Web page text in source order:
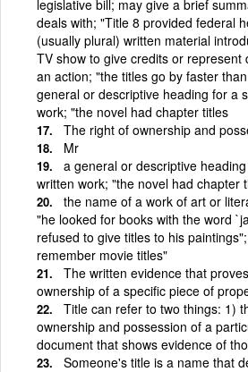
legislative bill; may give a brief
deals with; "Title 8 provided federal
(usually plural) written material
TV show to give credits or represent
an action; "the titles go by faster
general or descriptive heading for a
work; "the novel had chapter titles
The right of ownership and
Mr
a general or descriptive
written work; "the novel had chapter
the name of a work of art or
"he looked for books with the word
refused to give titles to his
remember movie titles"
The written evidence that
ownership of a specific piece of
Title can refer to two things: 1)
ownership and possession of a
document that shows evidence of
Someone's title is a name that